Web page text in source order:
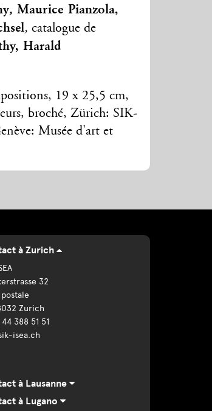
,Maurice Pianzola,
,catalogue de
Harald
19 x 25,5 cm,
broché, Zürich: SIK-
Musée d'art et
à Zurich
32
Zurich
44 388 51 51
isea.ch
à Lausanne
à Lugano